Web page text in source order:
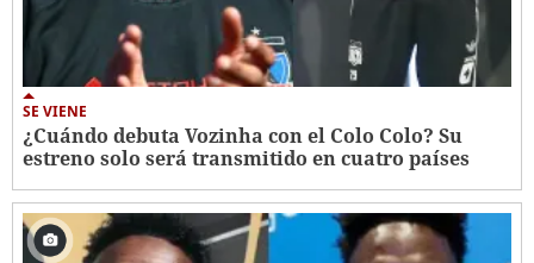
SE VIENE
¿Cuándo debuta Vozinha con el Colo Colo? Su
estreno solo será transmitido en cuatro países